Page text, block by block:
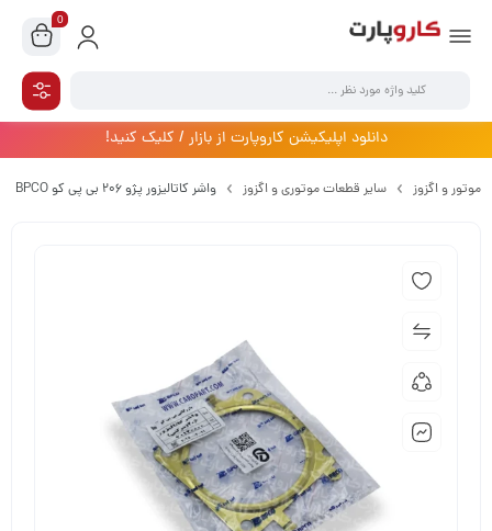
0
دانلود اپلیکیشن کاروپارت از بازار / کلیک کنید!
موتور و اگزوز سایر قطعات موتوری و اگزوز واشر کاتالیزور پژو 206 بی پی کو BPCO